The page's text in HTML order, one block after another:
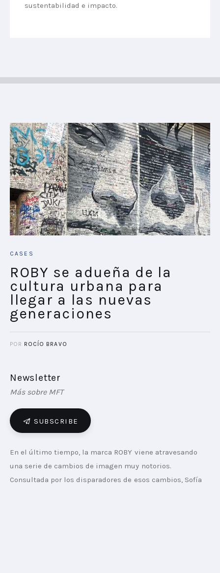
sustentabilidad e impacto.
CASES
ROBY se adueña de la
cultura urbana para
llegar a las nuevas
generaciones
POR ROCÍO BRAVO
Newsletter
Más sobre MFT
SUBSCRIBE
En el último tiempo, la marca ROBY viene atravesando
una serie de cambios de imagen muy notorios.
Consultada por los disparadores de esos cambios, Sofía